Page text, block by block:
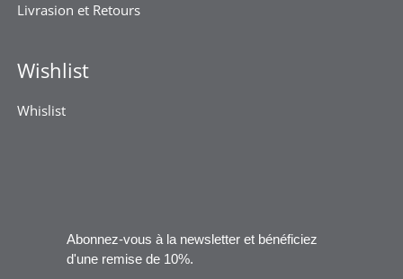
Livrasion et Retours
Wishlist
Whislist